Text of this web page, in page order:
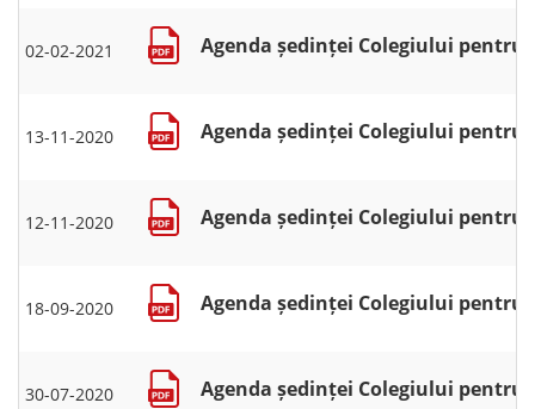
02-02-2021 Agenda ședinței Colegiului pentru
13-11-2020 Agenda ședinței Colegiului pentru
12-11-2020 Agenda ședinței Colegiului pentru
18-09-2020 Agenda ședinței Colegiului pentru
30-07-2020 Agenda ședinței Colegiului pentru